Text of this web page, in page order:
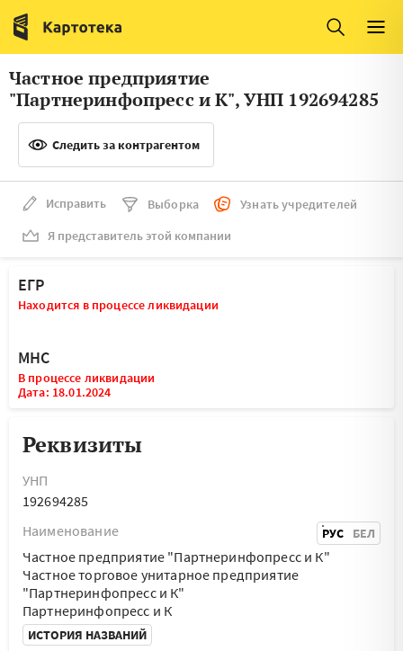
Италия
Люксембург
Литва
Латвия
Македония
Словения
Франция
Финляндия
Швеция
Мальта
Частное предприятие
"Партнеринфопресс и К", УНП 192694285
Следить за контрагентом
Исправить Выборка
Узнать учредителей
Я представитель этой компании
ЕГР
Находится в процессе ликвидации
МНС
В процессе ликвидации
Дата: 18.01.2024
Реквизиты
УНП
192694285
Наименование
РУС БЕЛ
Частное предприятие "Партнеринфопресс и К"
Частное торговое унитарное предприятие
"Партнеринфопресс и К"
Партнеринфопресс и К
ИСТОРИЯ НАЗВАНИЙ